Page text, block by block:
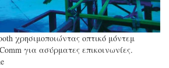
χρησιμοποιώντας οπτικό μόντεμ
για ασύρματες επικοινωνίες.